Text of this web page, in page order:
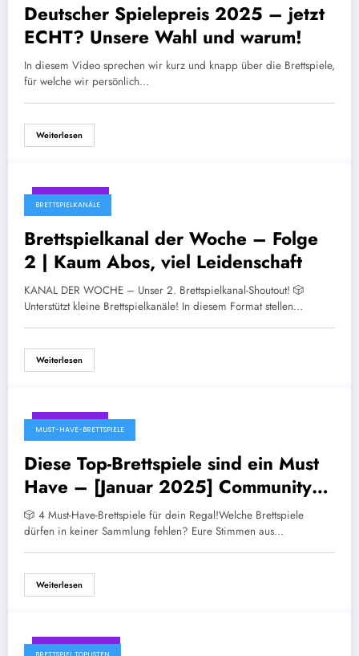
Deutscher Spielepreis 2025 – jetzt
ECHT? Unsere Wahl und warum!
In diesem Video sprechen wir kurz und knapp über die Brettspiele,
für welche wir persönlich…
Weiterlesen
April 10, 2025
BRETTSPIELKANÄLE
Brettspielkanal der Woche – Folge
2 | Kaum Abos, viel Leidenschaft
KANAL DER WOCHE – Unser 2. Brettspielkanal-Shoutout! 🎲
Unterstützt kleine Brettspielkanäle! In diesem Format stellen…
Weiterlesen
März 6, 2025
MUST-HAVE-BRETTSPIELE
Diese Top-Brettspiele sind ein Must
Have – [Januar 2025] Community
Video Folge 42
🎲 4 Must-Have-Brettspiele für dein Regal!Welche Brettspiele
dürfen in keiner Sammlung fehlen? Eure Stimmen aus…
Weiterlesen
Februar 5, 2025